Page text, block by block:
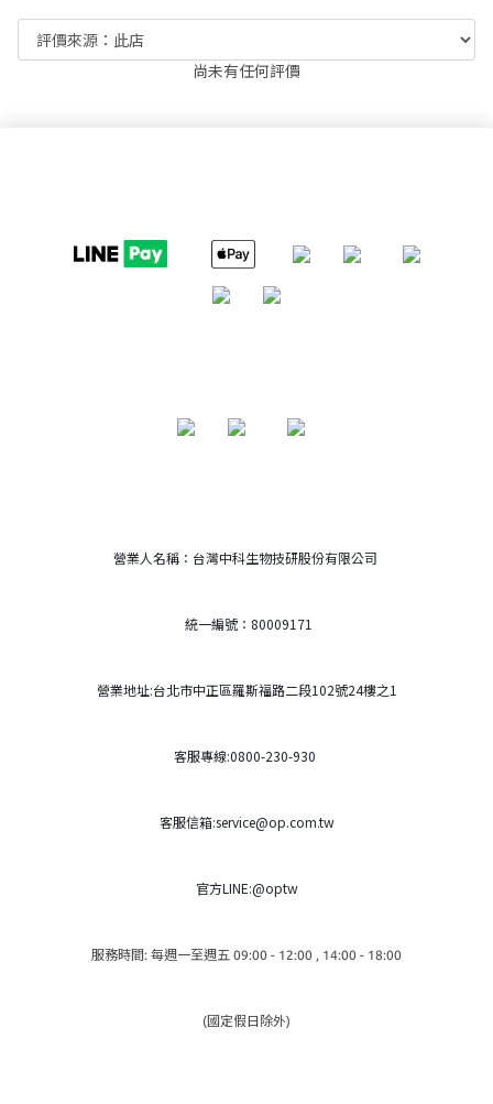
尚未有任何評價
營業人名稱：台灣中科生物技研股份有限公司
統一編號：80009171
營業地址:台北市中正區羅斯福路二段102號24樓之1
客服專線:0800-230-930
客服信箱:service@op.com.tw
官方LINE:@optw
服務時間: 每週一至週五 09:00 - 12:00 , 14:00 - 18:00
(國定假日除外)